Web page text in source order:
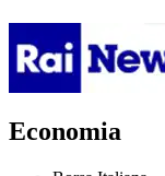
Economia